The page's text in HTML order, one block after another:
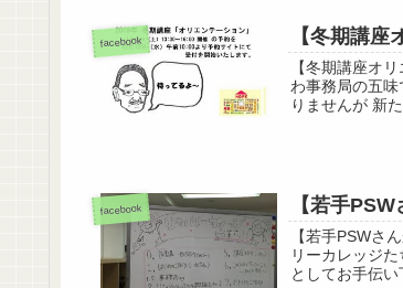
facebook 【冬期講座
【冬期講座オ
わ事務局の五
りませんが 新
facebook 【若手
【若手PSWさ
リーカレッジ
としてお手伝